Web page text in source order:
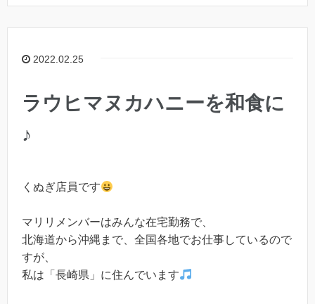
2022.02.25
ラウヒマヌカハニーを和食に
♪
くぬぎ店員です
マリリメンバーはみんな在宅勤務で、
北海道から沖縄まで、全国各地でお仕事しているので
すが、
私は「長崎県」に住んでいます